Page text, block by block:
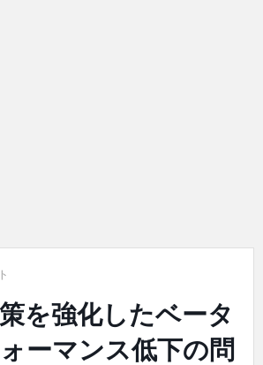
を強化したベータ
ーマンス低下の問